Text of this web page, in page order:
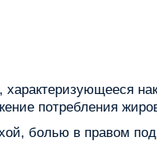
потребления
болью в правом